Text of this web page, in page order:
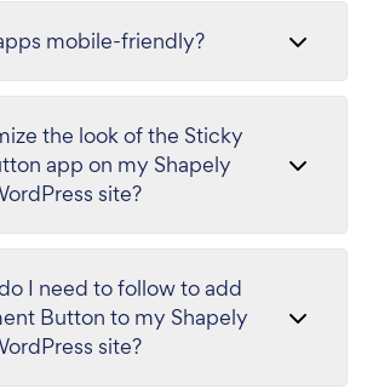
mobile-friendly?
the look of the Sticky
app on my Shapely
site?
I need to follow to add
Button to my Shapely
site?